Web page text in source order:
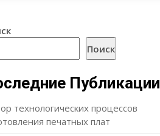
Поиск
Публикации
технологических процессов
печатных плат